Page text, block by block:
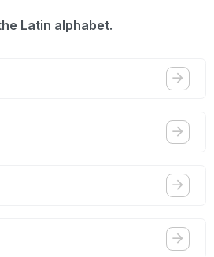
Latin alphabet.